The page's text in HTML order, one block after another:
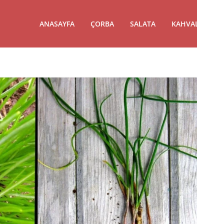
ANASAYFA ÇORBA SALATA